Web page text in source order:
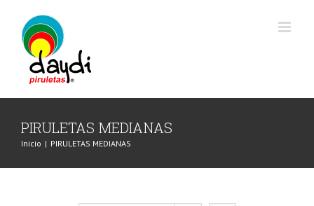
contenido
PIRULETAS MEDIANAS
Inicio | PIRULETAS MEDIANAS